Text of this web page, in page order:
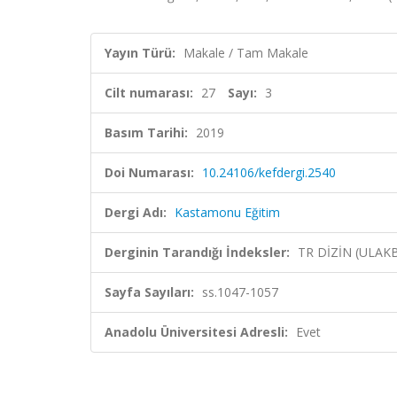
Yayın Türü: Makale / Tam Makale
Cilt numarası: 27 Sayı: 3
Basım Tarihi: 2019
Doi Numarası: 10.24106/kefdergi.2540
Dergi Adı: Kastamonu Eğitim
Derginin Tarandığı İndeksler: TR DİZİN
Sayfa Sayıları: ss.1047-1057
Anadolu Üniversitesi Adresli: Evet